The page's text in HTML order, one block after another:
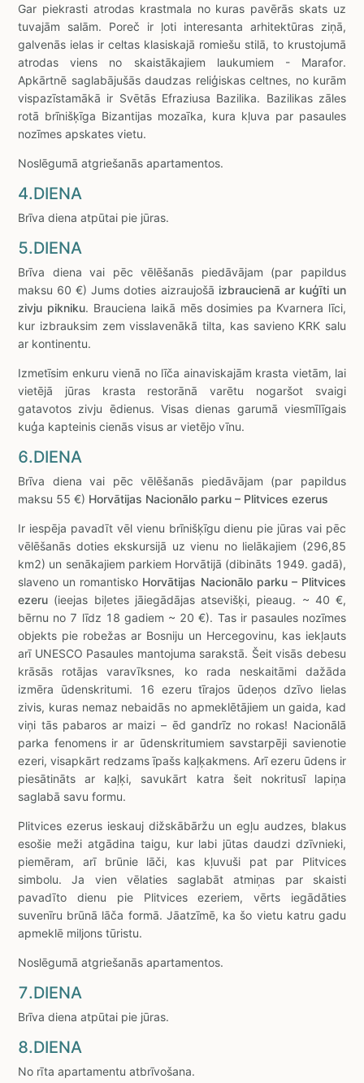
Gar piekrasti atrodas krastmala no kuras pavērās skats uz
tuvajām salām. Poreč ir ļoti interesanta arhitektūras ziņā,
galvenās ielas ir celtas klasiskajā romiešu stilā, to krustojumā
atrodas viens no skaistākajiem laukumiem - Marafor.
Apkārtnē saglabājušās daudzas reliģiskas celtnes, no kurām
vispazīstamākā ir Svētās Efraziusa Bazilika. Bazilikas zāles
rotā brīnišķīga Bizantijas mozaīka, kura kļuva par pasaules
nozīmes apskates vietu.
Noslēgumā atgriešanās apartamentos.
4.DIENA
Brīva diena atpūtai pie jūras.
5.DIENA
Brīva diena vai pēc vēlēšanās piedāvājam (par papildus
maksu 60 €) Jums doties aizraujošā izbraucienā ar kuģīti un
zivju pikniku. Brauciena laikā mēs dosimies pa Kvarnera līci,
kur izbrauksim zem visslavenākā tilta, kas savieno KRK salu
ar kontinentu.
Izmetīsim enkuru vienā no līča ainaviskajām krasta vietām, lai
vietējā jūras krasta restorānā varētu nogaršot svaigi
gatavotos zivju ēdienus. Visas dienas garumā viesmīlīgais
kuģa kapteinis cienās visus ar vietējo vīnu.
6.DIENA
Brīva diena vai pēc vēlēšanās piedāvājam (par papildus
maksu 55 €) Horvātijas Nacionālo parku – Plitvices ezerus
Ir iespēja pavadīt vēl vienu brīnišķīgu dienu pie jūras vai pēc
vēlēšanās doties ekskursijā uz vienu no lielākajiem (296,85
km2) un senākajiem parkiem Horvātijā (dibināts 1949. gadā),
slaveno un romantisko Horvātijas Nacionālo parku – Plitvices
ezeru (ieejas biļetes jāiegādājas atsevišķi, pieaug. ~ 40 €,
bērnu no 7 līdz 18 gadiem ~ 20 €). Tas ir pasaules nozīmes
objekts pie robežas ar Bosniju un Hercegovinu, kas iekļauts
arī UNESCO Pasaules mantojuma sarakstā. Šeit visās debesu
krāsās rotājas varavīksnes, ko rada neskaitāmi dažāda
izmēra ūdenskritumi. 16 ezeru tīrajos ūdeņos dzīvo lielas
zivis, kuras nemaz nebaidās no apmeklētājiem un gaida, kad
viņi tās pabaros ar maizi – ēd gandrīz no rokas! Nacionālā
parka fenomens ir ar ūdenskritumiem savstarpēji savienotie
ezeri, visapkārt redzams īpašs kaļķakmens. Arī ezeru ūdens ir
piesātināts ar kaļķi, savukārt katra šeit nokritusī lapiņa
saglabā savu formu.
Plitvices ezerus ieskauj dižskābāržu un egļu audzes, blakus
esošie meži atgādina taigu, kur labi jūtas daudzi dzīvnieki,
piemēram, arī brūnie lāči, kas kļuvuši pat par Plitvices
simbolu. Ja vien vēlaties saglabāt atmiņas par skaisti
pavadīto dienu pie Plitvices ezeriem, vērts iegādāties
suvenīru brūnā lāča formā. Jāatzīmē, ka šo vietu katru gadu
apmeklē miljons tūristu.
Noslēgumā atgriešanās apartamentos.
7.DIENA
Brīva diena atpūtai pie jūras.
8.DIENA
No rīta apartamentu atbrīvošana.